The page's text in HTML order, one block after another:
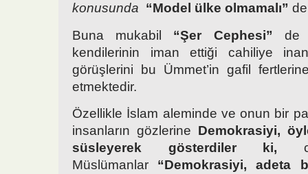
konusunda “Model ülke olmamalı”
Buna mukabil “Şer Cephesi” de
kendilerinin iman ettiği cahiliye
görüşlerini bu Ümmet’in gafil
etmektedir.
Özellikle İslam aleminde ve onun bir
insanların gözlerine Demokrasiyi,
süsleyerek gösterdiler ki,
Müslümanlar “Demokrasiyi, adeta